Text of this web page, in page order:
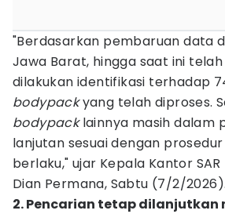
"Berdasarkan pembaruan data
Jawa Barat, hingga saat ini
dilakukan identifikasi terhadap
bodypackyang telah diproses.
bodypacklainnya masih dalam
lanjutan sesuai dengan
berlaku," ujar Kepala Kantor
Dian Permana, Sabtu (7/2/2026).
2. Pencarian tetap dilanjutkan